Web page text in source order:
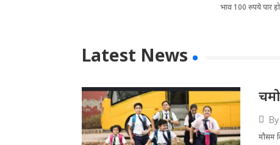
भाव 100 रुपये पार
Latest News
By
मौसम